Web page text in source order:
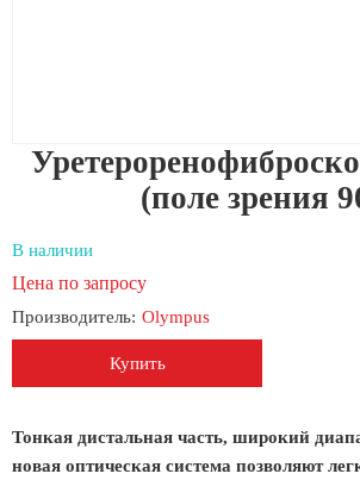
(поле зрения
В наличии
Цена по запросу
Производитель: Olympus
Купить
Тонкая дистальная часть, широкий
новая оптическая система позволяют